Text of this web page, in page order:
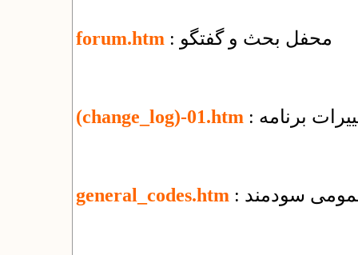
forum.htm : محفل بحث و گفتگو
(change_log)-01.htm برنامه
general_codes.htm سودمند